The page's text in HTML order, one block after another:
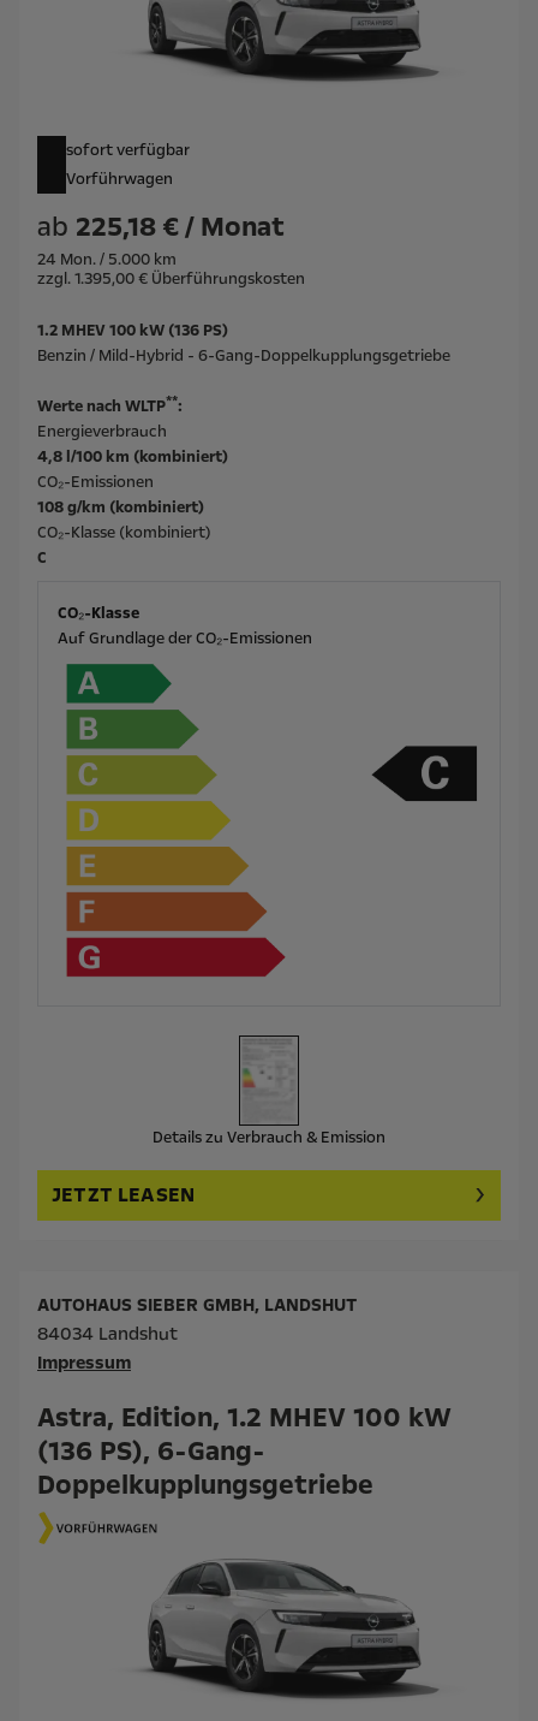
sofort verfügbar
Vorführwagen
ab 225,18 € / Monat
24 Mon. / 5.000 km
zzgl. 1.395,00 € Überführungskosten
1.2 MHEV 100 kW (136 PS)
Benzin / Mild-Hybrid - 6-Gang-Doppelkupplungsgetriebe
Werte nach WLTP**:
Energieverbrauch
4,8 l/100 km (kombiniert)
CO₂-Emissionen
108 g/km (kombiniert)
CO₂-Klasse (kombiniert)
C
CO₂-Klasse
Auf Grundlage der CO₂-Emissionen
Details zu Verbrauch & Emission
JETZT LEASEN
Astra, Edition, 1.2 MHEV 100 kW
(136 PS), 6-Gang-
Doppelkupplungsgetriebe
AUTOHAUS SIEBER GMBH, LANDSHUT
84034 Landshut
Impressum